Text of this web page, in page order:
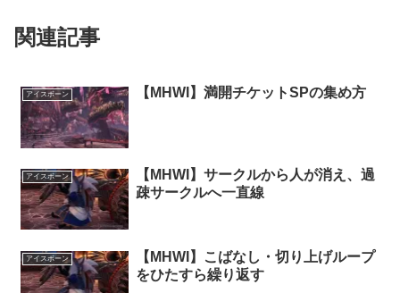
関連記事
アイスボーン 【MHWI】満開チケットSPの集め方
アイスボーン
【MHWI】サークルから人が消え、過
疎サークルへ一直線
アイスボーン
【MHWI】こばなし・切り上げループ
をひたすら繰り返す